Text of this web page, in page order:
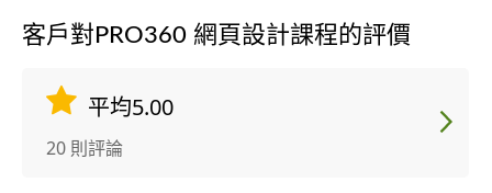
客戶對PRO360 網頁設計課程的評價
平均5.00
20 則評論